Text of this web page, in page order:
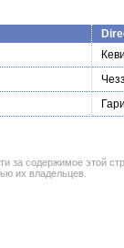
этой
их владельцев.